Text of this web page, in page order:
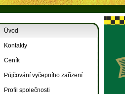
Úvod
Kontakty
Ceník
Půjčování vyčepního zařízení
Profil společnosti